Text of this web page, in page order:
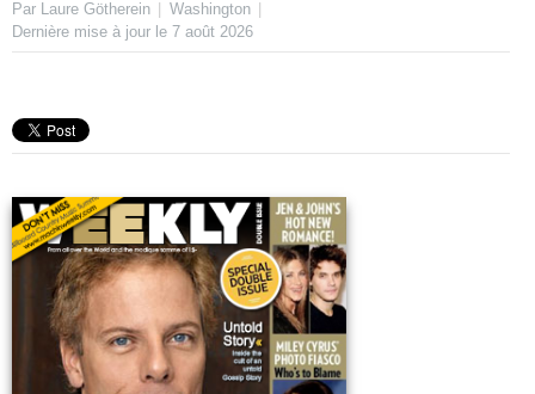
Par Laure Götherein
Washington
Dernière mise à jour le 7 août 2026